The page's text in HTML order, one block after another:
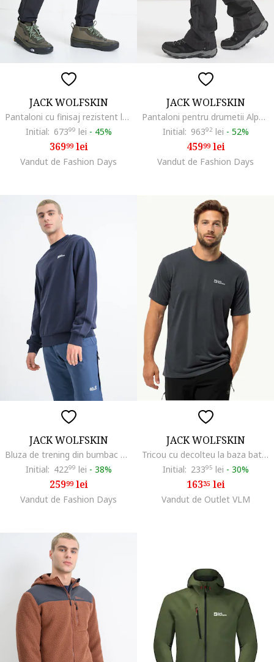
JACK WOLFSKIN
Pantaloni cu finisaj rezistent la apa pentru ski Prelight Trail, Negru
Initial: 67399 lei - 45%
36999lei
Vandut de Fashion Days
JACK WOLFSKIN
Pantaloni pentru drumetii Alpspitze Tour, Negru
Initial: 96392 lei - 52%
45999lei
Vandut de Fashion Days
JACK WOLFSKIN
Bluza de trening din bumbac organic Essential, Albastru ultramarin
Initial: 42299 lei - 38%
25999lei
Vandut de Fashion Days
JACK WOLFSKIN
Tricou cu decolteu la baza batului Delgami, Negru
Initial: 23395 lei - 30%
16335lei
Vandut de Outlet VLM